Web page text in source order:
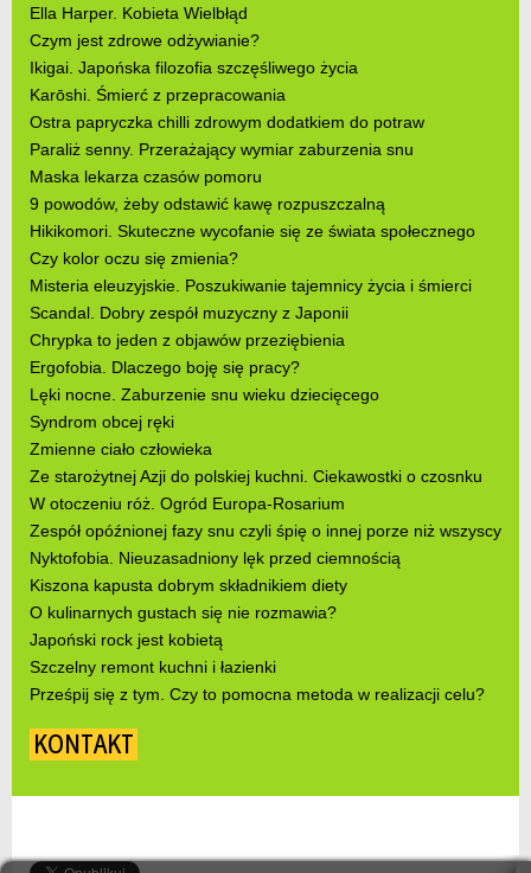
Ella Harper. Kobieta Wielbłąd
Czym jest zdrowe odżywianie?
Ikigai. Japońska filozofia szczęśliwego życia
Karōshi. Śmierć z przepracowania
Ostra papryczka chilli zdrowym dodatkiem do potraw
Paraliż senny. Przerażający wymiar zaburzenia snu
Maska lekarza czasów pomoru
9 powodów, żeby odstawić kawę rozpuszczalną
Hikikomori. Skuteczne wycofanie się ze świata społecznego
Czy kolor oczu się zmienia?
Misteria eleuzyjskie. Poszukiwanie tajemnicy życia i śmierci
Scandal. Dobry zespół muzyczny z Japonii
Chrypka to jeden z objawów przeziębienia
Ergofobia. Dlaczego boję się pracy?
Lęki nocne. Zaburzenie snu wieku dziecięcego
Syndrom obcej ręki
Zmienne ciało człowieka
Ze starożytnej Azji do polskiej kuchni. Ciekawostki o czosnku
W otoczeniu róż. Ogród Europa-Rosarium
Zespół opóźnionej fazy snu czyli śpię o innej porze niż wszyscy
Nyktofobia. Nieuzasadniony lęk przed ciemnością
Kiszona kapusta dobrym składnikiem diety
O kulinarnych gustach się nie rozmawia?
Japoński rock jest kobietą
Szczelny remont kuchni i łazienki
Prześpij się z tym. Czy to pomocna metoda w realizacji celu?
KONTAKT